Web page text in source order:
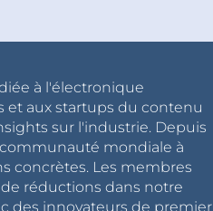
à l'électronique
et aux startups du contenu
sur l'industrie. Depuis
mondiale à
concrètes. Les membres
réductions dans notre
des innovateurs de premier